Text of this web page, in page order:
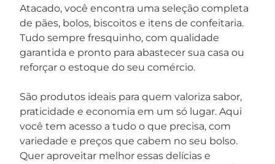
Atacado, você encontra uma seleção completa
de pães, bolos, biscoitos e itens de confeitaria.
Tudo sempre fresquinho, com qualidade
garantida e pronto para abastecer sua casa ou
reforçar o estoque do seu comércio.
São produtos ideais para quem valoriza sabor,
praticidade e economia em um só lugar. Aqui
você tem acesso a tudo o que precisa, com
variedade e preços que cabem no seu bolso.
Quer aproveitar melhor essas delícias e